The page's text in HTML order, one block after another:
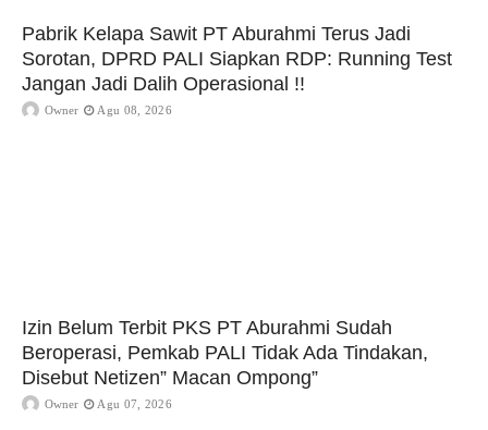
Pabrik Kelapa Sawit PT Aburahmi Terus Jadi
Sorotan, DPRD PALI Siapkan RDP: Running Test
Jangan Jadi Dalih Operasional !!
Owner Agu 08, 2026
Izin Belum Terbit PKS PT Aburahmi Sudah
Beroperasi, Pemkab PALI Tidak Ada Tindakan,
Disebut Netizen” Macan Ompong”
Owner Agu 07, 2026